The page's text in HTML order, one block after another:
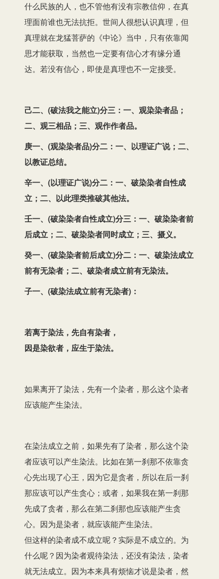
什么民族的人，也不管他有没有宗教信仰，在真
理面前谁也无法抗拒。世间人很想认识真理，但
真理就在龙猛菩萨的《中论》当中，只有依靠闻
思才能获取，当然也一定要有信心才有缘分通
达。若没有信心，即使是真理也不一定接受。
己二、(破法我之能立)分三：一、观染染者品；
二、观三相品；三、观作作者品。
庚一、(观染染者品)分二：一、以理证广说；二、
以教证总结。
辛一、(以理证广说)分二：一、破染染者自性成
立；二、以此理类推破其他法。
壬一、(破染染者自性成立)分三：一、破染染者前
后成立；二、破染染者同时成立；三、摄义。
癸一、(破染染者前后成立)分二：一、破染法成立
前有无染者；二、破染者成立前有无染法。
子一、(破染法成立前有无染者)：
若离于染法，先自有染者，
因是染欲者，应生于染法。
如果离开了染法，先有一个染者，那么这个染者
应该能产生染法。
在染法成立之前，如果先有了染者，那么这个染
者应该可以产生染法。比如在第一刹那不依靠贪
心先出现了心王，因为它是贪者，所以在后一刹
那应该可以产生贪心；或者，如果我在第一刹那
先成了贪者，那么在第二刹那也应该能产生贪
心。因为是染者，就应该能产生染法。
但这样的染者成不成立呢？实际是不成立的。为
什么呢？因为染者观待染法，还没有染法，染者
就无法成立。因为本来具有烦恼才说是染者，然